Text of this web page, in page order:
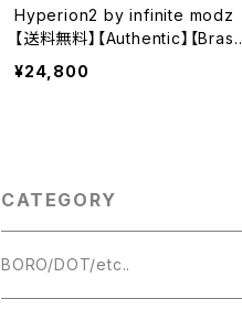
Hyperion2 by infinite modz
【送料無料】【Authentic】【Brass
copper】【1 x 18650 / 21700】
【safety lock ring】【pocket-cli
¥24,800
CATEGORY
BORO/DOT/etc..